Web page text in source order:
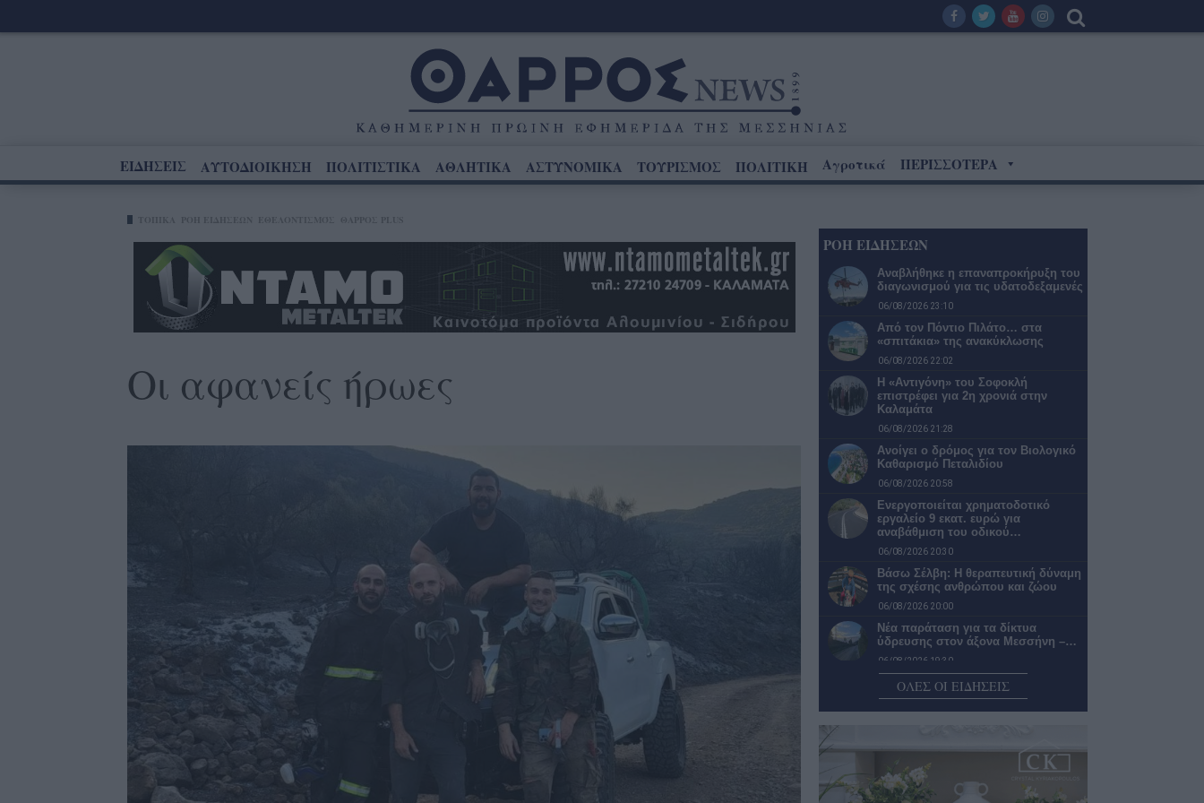
ΕΙΔΗΣΕΙΣ ΑΥΤΟΔΙΟΙΚΗΣΗ ΠΟΛΙΤΙΣΤΙΚΑ ΑΘΛΗΤΙΚΑ ΑΣΤΥΝΟΜΙΚΑ ΤΟΥΡΙΣΜΟΣ ΠΟΛΙΤΙΚΗ Αγροτικά ΠΕΡΙΣΣΟΤΕΡΑ
Οι αφανείς ήρωες
ΡΟΗ ΕΙΔΗΣΕΩΝ
Αναβλήθηκε η επαναπροκήρυξη του
διαγωνισμού για τις υδατοδεξαμενές
06/08/2026 23:10
Από τον Πόντιο Πιλάτο… στα
«σπιτάκια» της ανακύκλωσης
06/08/2026 22:02
Η «Αντιγόνη» του Σοφοκλή
επιστρέφει για 2η χρονιά στην
Καλαμάτα
06/08/2026 21:28
Ανοίγει ο δρόμος για τον Βιολογικό
Καθαρισμό Πεταλιδίου
06/08/2026 20:58
Ενεργοποιείται χρηματοδοτικό
εργαλείο 9 εκατ. ευρώ για
αναβάθμιση του οδικού…
06/08/2026 20:30
Βάσω Σέλβη: Η θεραπευτική δύναμη
της σχέσης ανθρώπου και ζώου
06/08/2026 20:00
Νέα παράταση για τα δίκτυα
ύδρευσης στον άξονα Μεσσήνη –…
06/08/2026 19:30
«Πράσινο φως» για τη μετατροπή
του Παλαιού Γυμνασίου Πύλου σε…
Διοκλής
06/08/2026 18:25
ΟΛΕΣ ΟΙ ΕΙΔΗΣΕΙΣ